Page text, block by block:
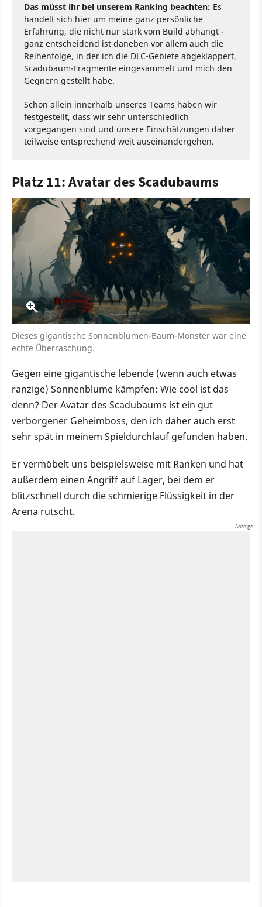
Das müsst ihr bei unserem Ranking beachten: Es
handelt sich hier um meine ganz persönliche
Erfahrung, die nicht nur stark vom Build abhängt -
ganz entscheidend ist daneben vor allem auch die
Reihenfolge, in der ich die DLC-Gebiete abgeklappert,
Scadubaum-Fragmente eingesammelt und mich den
Gegnern gestellt habe.
Schon allein innerhalb unseres Teams haben wir
festgestellt, dass wir sehr unterschiedlich
vorgegangen sind und unsere Einschätzungen daher
teilweise entsprechend weit auseinandergehen.
Platz 11: Avatar des Scadubaums
Dieses gigantische Sonnenblumen-Baum-Monster war eine
echte Überraschung.
Gegen eine gigantische lebende (wenn auch etwas
ranzige) Sonnenblume kämpfen: Wie cool ist das
denn? Der Avatar des Scadubaums ist ein gut
verborgener Geheimboss, den ich daher auch erst
sehr spät in meinem Spieldurchlauf gefunden haben.
Er vermöbelt uns beispielsweise mit Ranken und hat
außerdem einen Angriff auf Lager, bei dem er
blitzschnell durch die schmierige Flüssigkeit in der
Arena rutscht.